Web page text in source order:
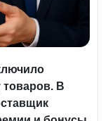
товаров. В